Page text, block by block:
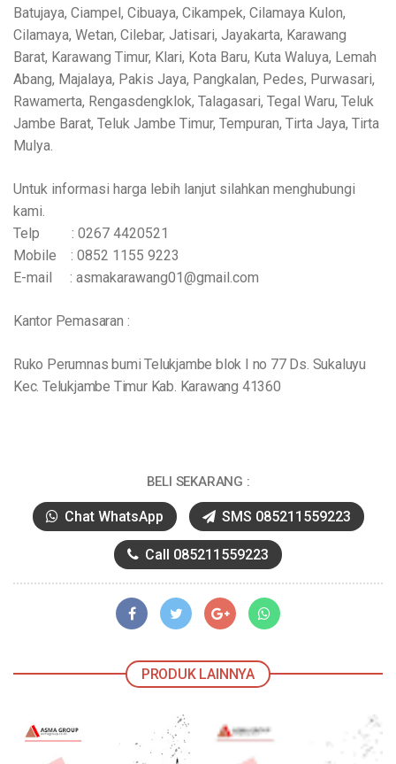
Batujaya, Ciampel, Cibuaya, Cikampek, Cilamaya Kulon,
Cilamaya, Wetan, Cilebar, Jatisari, Jayakarta, Karawang
Barat, Karawang Timur, Klari, Kota Baru, Kuta Waluya, Lemah
Abang, Majalaya, Pakis Jaya, Pangkalan, Pedes, Purwasari,
Rawamerta, Rengasdengklok, Talagasari, Tegal Waru, Teluk
Jambe Barat, Teluk Jambe Timur, Tempuran, Tirta Jaya, Tirta
Mulya.
Untuk informasi harga lebih lanjut silahkan menghubungi
kami.
Telp : 0267 4420521
Mobile : 0852 1155 9223
E-mail : asmakarawang01@gmail.com
Kantor Pemasaran :
Ruko Perumnas bumi Telukjambe blok I no 77 Ds. Sukaluyu
Kec. Telukjambe Timur Kab. Karawang 41360
BELI SEKARANG :
Chat WhatsApp SMS 085211559223
Call 085211559223